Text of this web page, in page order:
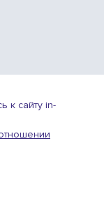
к сайту in-